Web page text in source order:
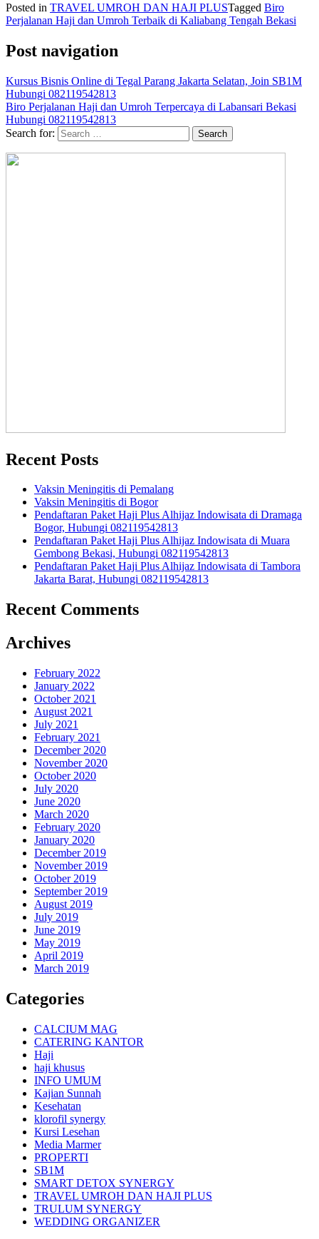
Posted in TRAVEL UMROH DAN HAJI PLUSTagged Biro
Perjalanan Haji dan Umroh Terbaik di Kaliabang Tengah Bekasi
Post navigation
Kursus Bisnis Online di Tegal Parang Jakarta Selatan, Join SB1M
Hubungi 082119542813
Biro Perjalanan Haji dan Umroh Terpercaya di Labansari Bekasi
Hubungi 082119542813
Search for:
Recent Posts
Vaksin Meningitis di Pemalang
Vaksin Meningitis di Bogor
Pendaftaran Paket Haji Plus Alhijaz Indowisata di Dramaga
Bogor, Hubungi 082119542813
Pendaftaran Paket Haji Plus Alhijaz Indowisata di Muara
Gembong Bekasi, Hubungi 082119542813
Pendaftaran Paket Haji Plus Alhijaz Indowisata di Tambora
Jakarta Barat, Hubungi 082119542813
Recent Comments
Archives
February 2022
January 2022
October 2021
August 2021
July 2021
February 2021
December 2020
November 2020
October 2020
July 2020
June 2020
March 2020
February 2020
January 2020
December 2019
November 2019
October 2019
September 2019
August 2019
July 2019
June 2019
May 2019
April 2019
March 2019
Categories
CALCIUM MAG
CATERING KANTOR
Haji
haji khusus
INFO UMUM
Kajian Sunnah
Kesehatan
klorofil synergy
Kursi Lesehan
Media Marmer
PROPERTI
SB1M
SMART DETOX SYNERGY
TRAVEL UMROH DAN HAJI PLUS
TRULUM SYNERGY
WEDDING ORGANIZER